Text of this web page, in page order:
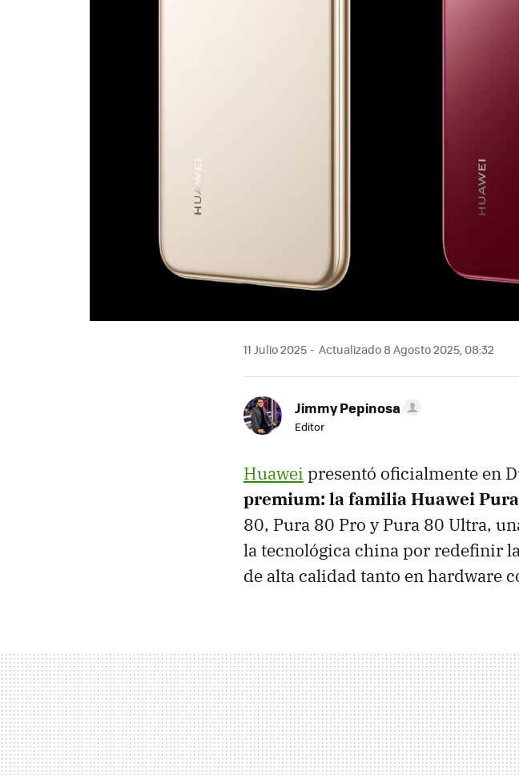
11 Julio 2025 Actualizado 8 Agosto 2025, 08:32
Jimmy Pepinosa
Editor
Huawei presentó oficialmente en
premium: la familia Huawei
80, Pura 80 Pro y Pura 80 Ultra,
la tecnológica china por redefinir
de alta calidad tanto en hardware